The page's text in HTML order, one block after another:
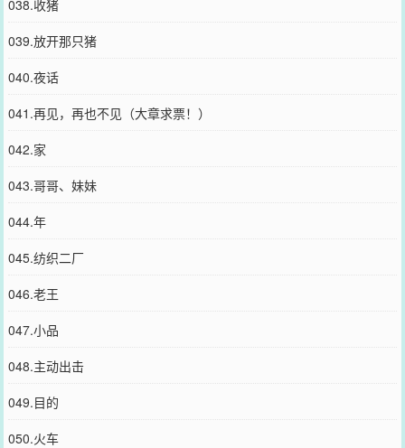
038.收猪
039.放开那只猪
040.夜话
041.再见，再也不见（大章求票！）
042.家
043.哥哥、妹妹
044.年
045.纺织二厂
046.老王
047.小品
048.主动出击
049.目的
050.火车